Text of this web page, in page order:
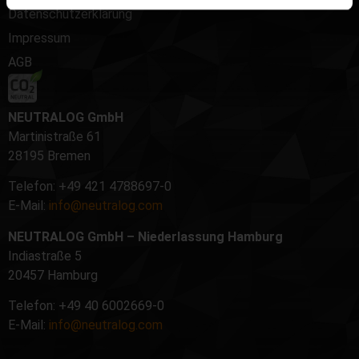
Datenschutzerklärung
Impressum
AGB
NEUTRALOG GmbH
Martinistraße 61
28195 Bremen
Telefon: +49 421 4788697-0
E-Mail: info@neutralog.com
NEUTRALOG GmbH – Niederlassung Hamburg
Indiastraße 5
20457 Hamburg
Telefon: +49 40 6002669-0
E-Mail: info@neutralog.com